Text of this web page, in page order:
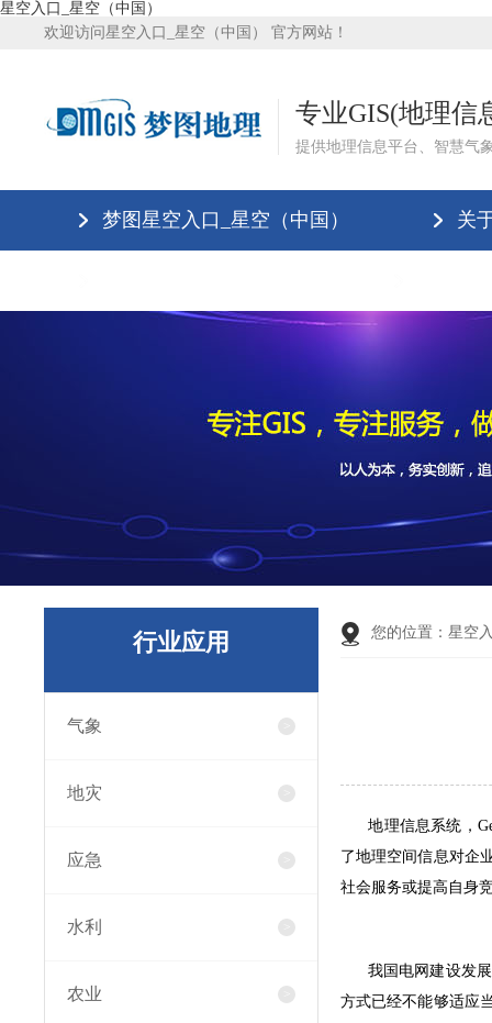
星空入口_星空（中国）
欢迎访问星空入口_星空（中国） 官方网站！
专业GIS(地理信
提供地理信息平台、智慧气
梦图星空入口_星空（中国） 关
行业应用
气象
地灾
应急
水利
农业
您的位置： 星空
地理信息系统，
了地理空间信息对企
社会服务或提高自身
我国电网建设发展
方式已经不能够适应